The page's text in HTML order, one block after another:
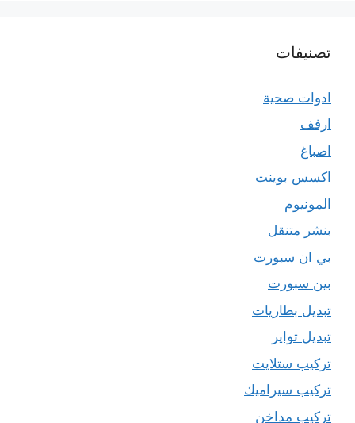
تصنيفات
ادوات صحية
ارفف
اصباغ
اكسس بوينت
المونيوم
بنشر متنقل
بي ان سبورت
بين سبورت
تبديل بطاريات
تبديل تواير
تركيب ستلايت
تركيب سيراميك
تركيب مداخن